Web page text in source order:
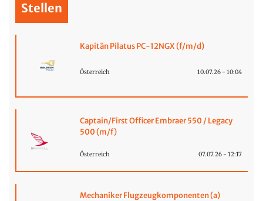
Stellen
Kapitän Pilatus PC-12NGX (f/m/d)
Österreich 10.07.26 - 10:04
Captain/First Officer Embraer 550 / Legacy
500 (m/f)
Österreich 07.07.26 - 12:17
Mechaniker Flugzeugkomponenten (a)